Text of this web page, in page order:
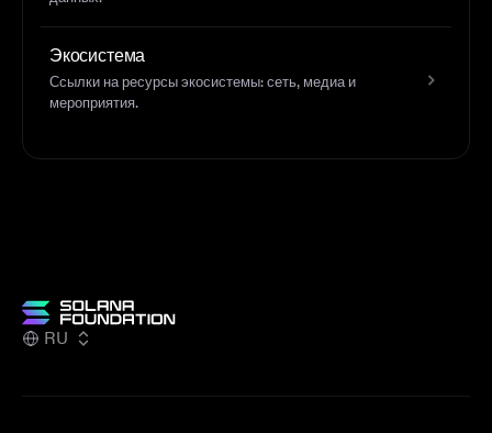
Экосистема
Ссылки на ресурсы экосистемы: сеть, медиа и
мероприятия.
RU